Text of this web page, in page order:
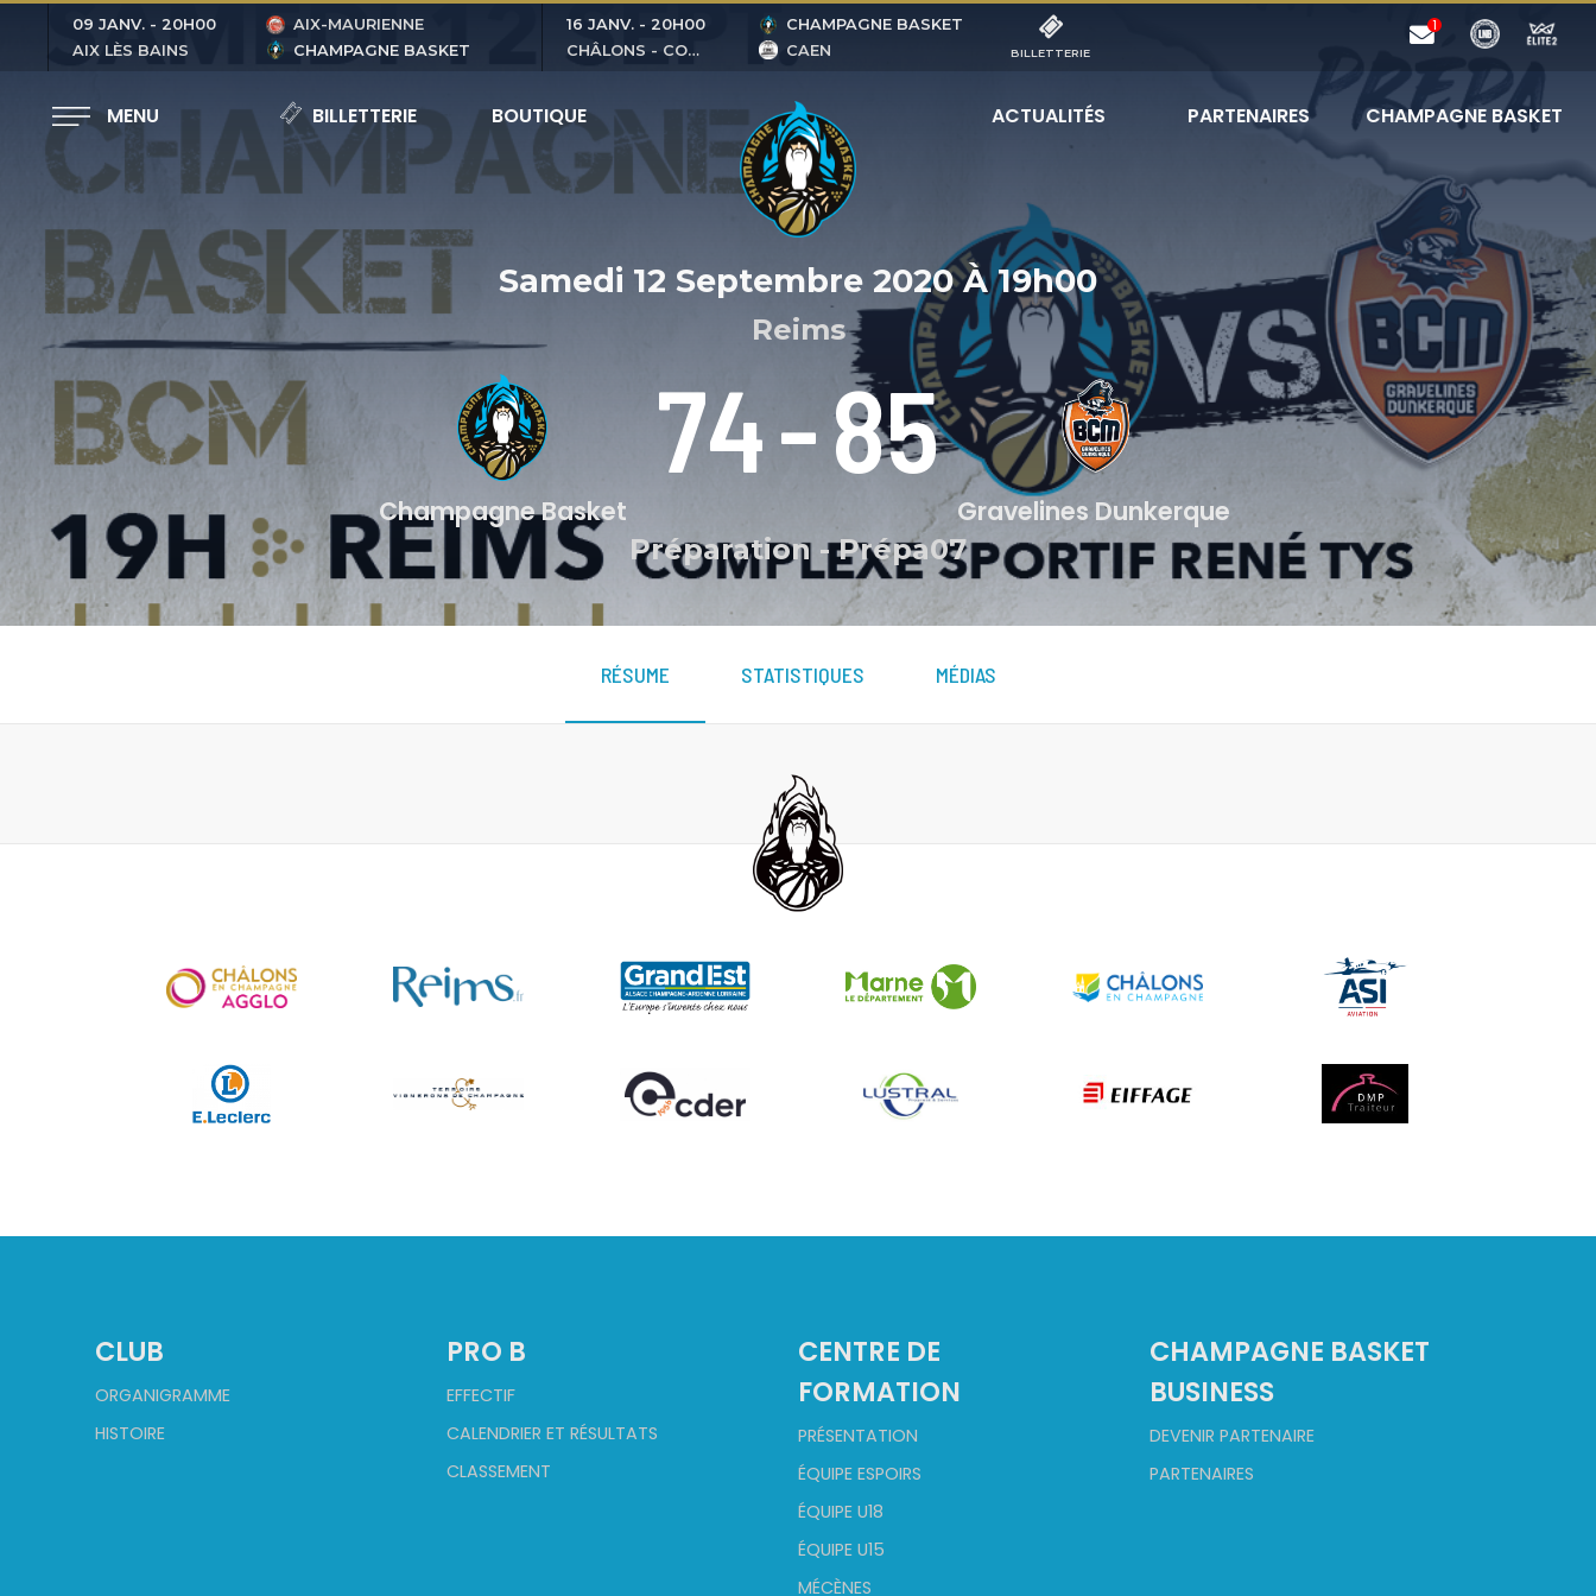
09 JANV. - 20H00
AIX LÈS BAINS
CHAMPAGNE BASKET
AIX-MAURIENNE 16 JANV. - 20H00
CHÂLONS - COUBERTIN
CHAMPAGNE BASKET
CAEN
BILLETTERIE
MENU BILLETTERIE BOUTIQUE ACTUALITÉS PARTENAIRES CHAMPAGNE BASKET
Samedi 12 Septembre 2020À 19h00
Reims
Champagne Basket
74-85
Gravelines Dunkerque
Préparation-Prépa07
RÉSUME STATISTIQUES MÉDIAS
CLUB
ORGANIGRAMME
HISTOIRE
PRO B
EFFECTIF
CALENDRIER ET RÉSULTATS
CLASSEMENT
CENTRE DE
FORMATION
PRÉSENTATION
ÉQUIPE ESPOIRS
ÉQUIPE U18
ÉQUIPE U15
MÉCÈNES
CHAMPAGNE BASKET
BUSINESS
DEVENIR PARTENAIRE
PARTENAIRES